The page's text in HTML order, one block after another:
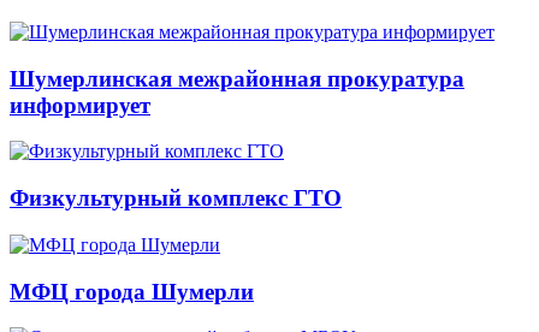
Шумерлинская межрайонная прокуратура
информирует
Физкультурный комплекс ГТО
МФЦ города Шумерли